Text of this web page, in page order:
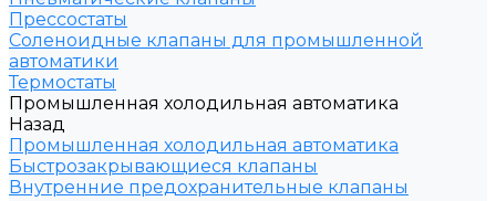
Прессостаты
Соленоидные клапаны для промышленной
автоматики
Термостаты
Промышленная холодильная автоматика
Назад
Промышленная холодильная автоматика
Быстрозакрывающиеся клапаны
Внутренние предохранительные клапаны